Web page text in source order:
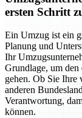
ersten Schritt
Ein Umzug ist ein
Planung und
Ihr
Grundlage, um den
gehen. Ob Sie Ihre
anderen
Verantwortung,
können.